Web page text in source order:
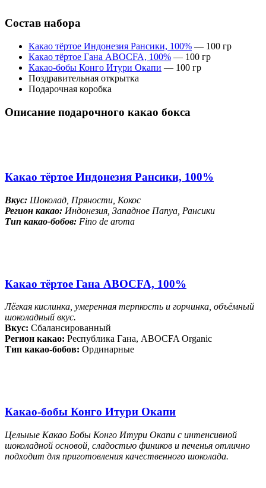
Состав набора
Какао тёртое Индонезия Рансики, 100% — 100 гр
Какао тёртое Гана ABOCFA, 100% — 100 гр
Какао-бобы Конго Итури Окапи — 100 гр
Поздравительная открытка
Подарочная коробка
Описание подарочного какао бокса
Какао тёртое Индонезия Рансики, 100%
Вкус: Шоколад, Пряности, Кокос
Регион какао: Индонезия, Западное Папуа, Рансики
Тип какао-бобов: Fino de aroma
Какао тёртое Гана ABOCFA, 100%
Лёгкая кислинка, умеренная терпкость и горчинка, объёмный
шоколадный вкус.
Вкус: Сбалансированный
Регион какао: Республика Гана, ABOCFA Organic
Тип какао-бобов: Ординарные
Какао-бобы Конго Итури Окапи
Цельные Какао Бобы Конго Итури Окапи с интенсивной
шоколадной основой, сладостью фиников и печенья отлично
подходит для приготовления качественного шоколада.